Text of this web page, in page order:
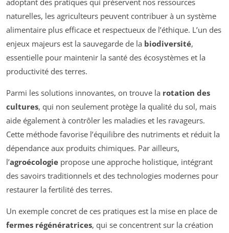
adoptant des pratiques qui préservent nos ressources
naturelles, les agriculteurs peuvent contribuer à un système
alimentaire plus efficace et respectueux de l’éthique. L’un des
enjeux majeurs est la sauvegarde de la biodiversité,
essentielle pour maintenir la santé des écosystèmes et la
productivité des terres.
Parmi les solutions innovantes, on trouve la rotation des
cultures, qui non seulement protège la qualité du sol, mais
aide également à contrôler les maladies et les ravageurs.
Cette méthode favorise l’équilibre des nutriments et réduit la
dépendance aux produits chimiques. Par ailleurs,
l’agroécologie propose une approche holistique, intégrant
des savoirs traditionnels et des technologies modernes pour
restaurer la fertilité des terres.
Un exemple concret de ces pratiques est la mise en place de
fermes régénératrices, qui se concentrent sur la création